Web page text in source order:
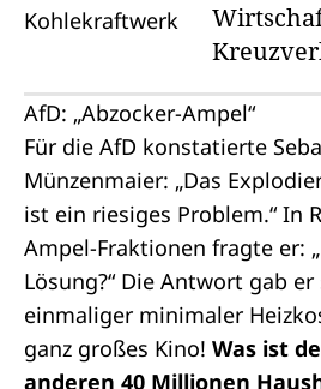
AfD: „Abzocker-Ampel“
Für die AfD konstatierte
Münzenmaier: „Das
ist ein riesiges Problem.“ In
Ampel-Fraktionen fragte er:
Lösung?“ Die Antwort gab er
einmaliger minimaler
ganz großes Kino! Was ist
anderen 40 Millionen